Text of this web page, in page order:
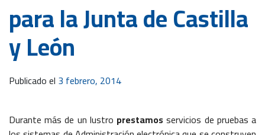
para la Junta de Castilla
y León
Publicado el 3 febrero, 2014
Durante más de un lustro prestamos servicios de pruebas a